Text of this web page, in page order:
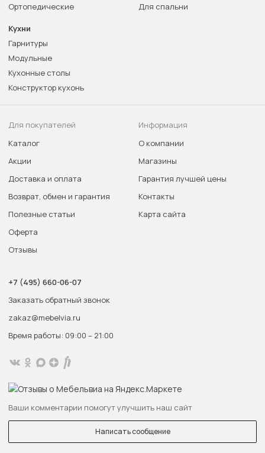
Ортопедические
Для спальни
Кухни
Гарнитуры
Модульные
Кухонные столы
Конструктор кухонь
Для покупателей
Каталог
Акции
Доставка и оплата
Возврат, обмен и гарантия
Полезные статьи
Оферта
Отзывы
Информация
О компании
Магазины
Гарантия лучшей цены
Контакты
Карта сайта
+7 (495) 660-06-07
Заказать обратный звонок
zakaz@mebelvia.ru
Время работы: 09:00 – 21:00
Ваши комментарии помогут улучшить наш сайт
Написать сообщение